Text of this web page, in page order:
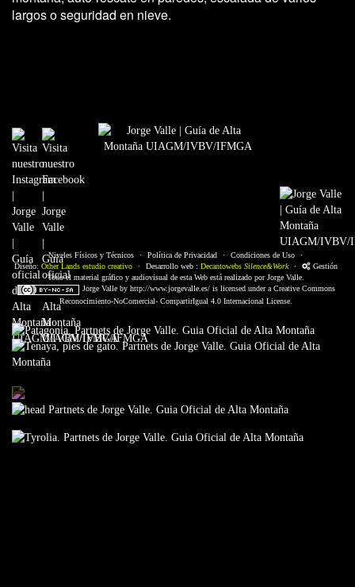
largos o seguridad en nieve.
Niveles Físicos y Técnicos · Política de Privacidad · Condiciones de Uso
·
Diseño: Other Lands estudio creativo · Desarrollo web : Decantowebs Silence&Work ·
Gestión
Todo el material gráfico y audiovisual de esta Web está realizado por Jorge Valle.
Jorge Valleby http://www.jorgevalle.es/is licensed under aCreative Commons
Reconocimiento-NoComercial- CompartirIgual 4.0 Internacional License.